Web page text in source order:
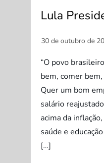
Lula
“O povo
bem, comer
Quer um bom
salário
acima da
saúde e
[…]